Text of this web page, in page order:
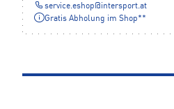
service.eshop@ intersport.at
Gratis Abholung im Shop**